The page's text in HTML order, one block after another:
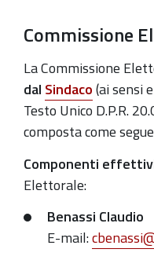
Commissione
La Commissione
dal Sindaco(ai sensi
Testo Unico D.P.R.
composta come
Componenti
Elettorale:
Benassi Claudio
E-mail: